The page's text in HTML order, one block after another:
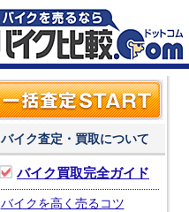
バイク査定・買取について
バイク買取完全ガイド
バイクを高く売るコツ